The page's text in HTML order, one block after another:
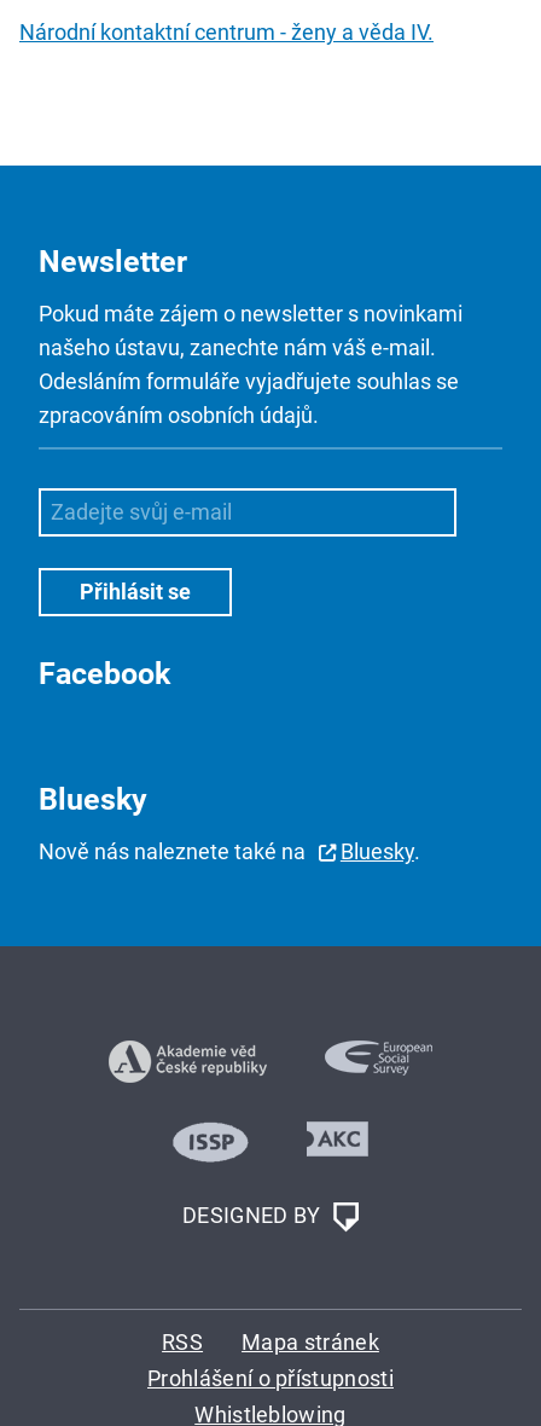
Národní kontaktní centrum - ženy a věda IV.
Newsletter
Pokud máte zájem o newsletter s novinkami
našeho ústavu, zanechte nám váš e-mail.
Odesláním formuláře vyjadřujete souhlas se
zpracováním osobních údajů.
Facebook
Bluesky
Nově nás naleznete také na Bluesky.
DESIGNED BY
RSS
Mapa stránek
Prohlášení o přístupnosti
Whistleblowing